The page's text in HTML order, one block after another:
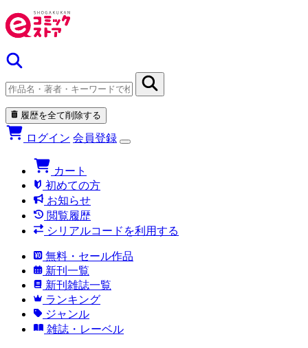
履歴を全て削除する
ログイン 会員登録
カート
初めての方
お知らせ
閲覧履歴
シリアルコードを利用する
無料・セール作品
新刊一覧
新刊雑誌一覧
ランキング
ジャンル
雑誌・レーベル